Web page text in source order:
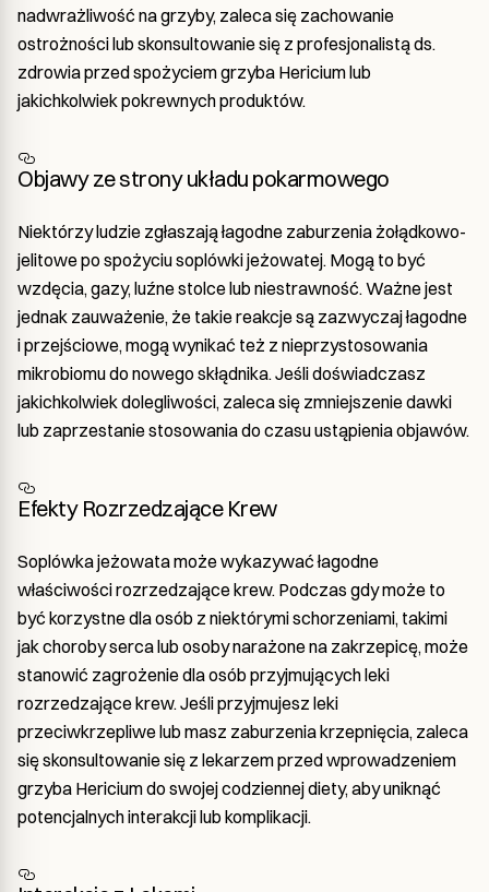
nadwrażliwość na grzyby, zaleca się zachowanie
ostrożności lub skonsultowanie się z profesjonalistą ds.
zdrowia przed spożyciem grzyba Hericium lub
jakichkolwiek pokrewnych produktów.
Objawy ze strony układu pokarmowego
Niektórzy ludzie zgłaszają łagodne zaburzenia żołądkowo-
jelitowe po spożyciu soplówki jeżowatej. Mogą to być
wzdęcia, gazy, luźne stolce lub niestrawność. Ważne jest
jednak zauważenie, że takie reakcje są zazwyczaj łagodne
i przejściowe, mogą wynikać też z nieprzystosowania
mikrobiomu do nowego skłądnika. Jeśli doświadczasz
jakichkolwiek dolegliwości, zaleca się zmniejszenie dawki
lub zaprzestanie stosowania do czasu ustąpienia objawów.
Efekty Rozrzedzające Krew
Soplówka jeżowata może wykazywać łagodne
właściwości rozrzedzające krew. Podczas gdy może to
być korzystne dla osób z niektórymi schorzeniami, takimi
jak choroby serca lub osoby narażone na zakrzepicę, może
stanowić zagrożenie dla osób przyjmujących leki
rozrzedzające krew. Jeśli przyjmujesz leki
przeciwkrzepliwe lub masz zaburzenia krzepnięcia, zaleca
się skonsultowanie się z lekarzem przed wprowadzeniem
grzyba Hericium do swojej codziennej diety, aby uniknąć
potencjalnych interakcji lub komplikacji.